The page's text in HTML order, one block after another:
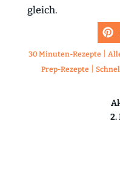
gleich.
30 Minuten-Rezepte
Prep-Rezepte
|
2.